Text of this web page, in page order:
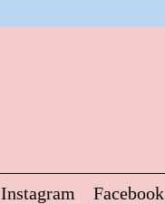
Instagram Facebook